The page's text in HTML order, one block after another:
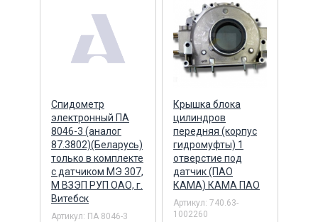
Спидометр
электронный ПА
8046-3 (аналог
87.3802)(Беларусь)
только в комплекте
с датчиком МЭ 307,
М ВЗЭП РУП ОАО, г.
Витебск
Артикул: ПА 8046-3
Крышка блока
цилиндров
передняя (корпус
гидромуфты) 1
отверстие под
датчик (ПАО
КАМА) КАМА ПАО
Артикул: 740.63-
1002260